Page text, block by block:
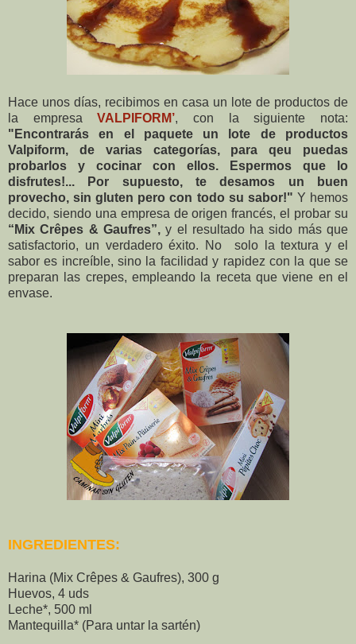
Hace unos días, recibimos en casa un lote de productos de
la empresaVALPIFORM’, con la siguiente nota:
"Encontrarás en el paquete un lote de productos
Valpiform, de varias categorías, para qeu puedas
probarlos y cocinar con ellos. Espermos que lo
disfrutes!... Por supuesto, te desamos un buen
provecho, sin gluten pero con todo su sabor!" Y hemos
decido, siendo una empresa de origen francés, el probar su
“Mix Crêpes & Gaufres”,y el resultado ha sido más que
satisfactorio, un verdadero éxito. No solo la textura y el
sabor es increíble, sino la facilidad y rapidez con la que se
preparan las crepes, empleando la receta que viene en el
envase.
INGREDIENTES:
Harina (Mix Crêpes & Gaufres), 300 g
Huevos, 4 uds
Leche*, 500 ml
Mantequilla* (Para untar la sartén)